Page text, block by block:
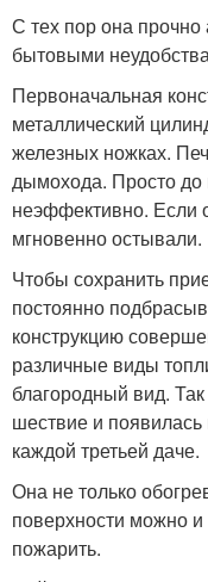
С тех пор она прочно
бытовыми
Первоначальная
металлический
железных ножках.
дымохода. Просто до
неэффективно. Если
мгновенно остывали.
Чтобы сохранить
постоянно
конструкцию
различные виды
благородный вид.
шествие и
каждой третьей даче.
Она не только
поверхности можно и
пожарить.